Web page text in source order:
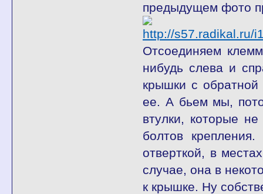
предыдущем фото
Отсоединяем
нибудь слева и
крышки с
ее. А бьем мы,
втулки, которые
болтов
отверткой, в
случае, она в
к крышке. Ну